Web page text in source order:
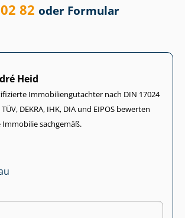
82 oder Formular
Heid
Im­mo­bi­li­en­gut­ach­ter nach DIN 17024
DEKRA, IHK, DIA und EIPOS bewerten
Immobilie sachgemäß.